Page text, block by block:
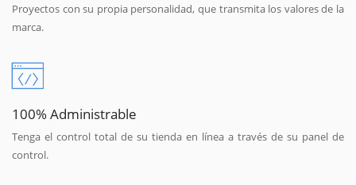
Proyectos con su propia personalidad, que transmita los valores de la
marca.
100% Administrable
Tenga el control total de su tienda en línea a través de su panel de
control.